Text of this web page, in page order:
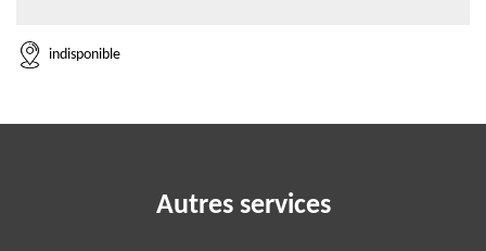
indisponible
Autres services